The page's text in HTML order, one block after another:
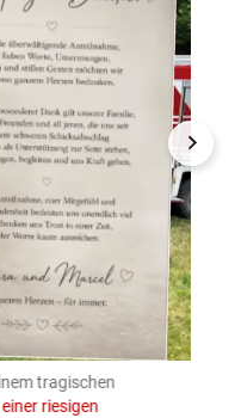
tragischen
riesigen